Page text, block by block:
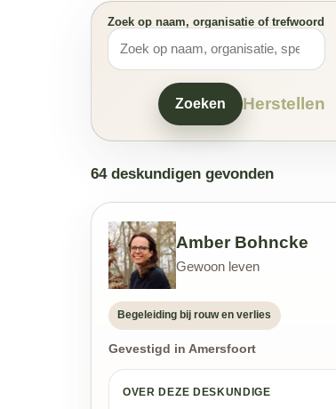
Zoek op naam, organisatie of trefwoord
Zoeken Herstellen
64 deskundigen gevonden
Amber Bohncke
Gewoon leven
Begeleiding bij rouw en verlies
Gevestigd in Amersfoort
OVER DEZE DESKUNDIGE